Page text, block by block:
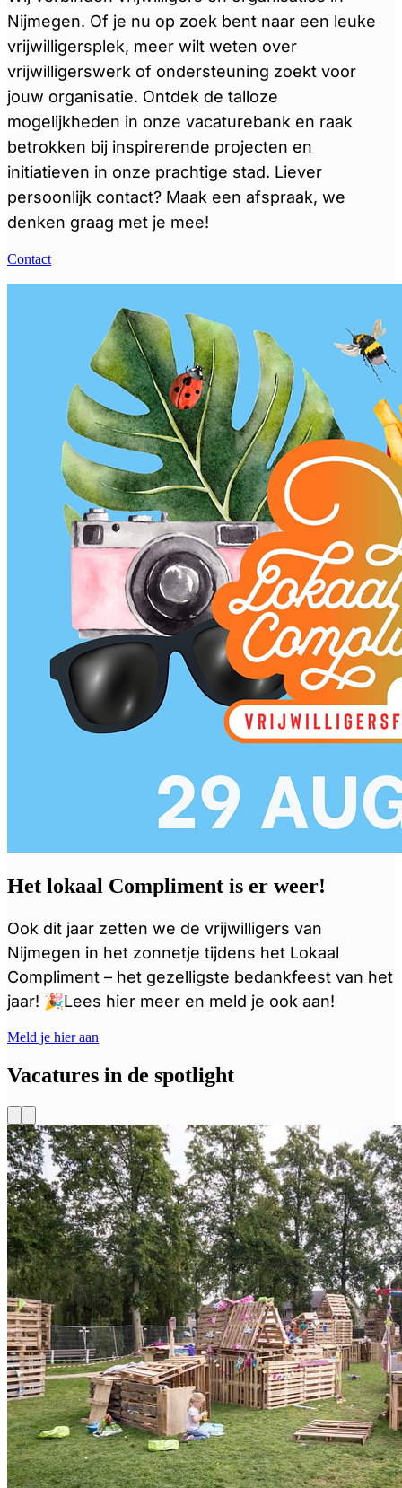
Nijmegen. Of je nu op zoek bent naar een leuke
vrijwilligersplek, meer wilt weten over
vrijwilligerswerk of ondersteuning zoekt voor
jouw organisatie. Ontdek de talloze
mogelijkheden in onze vacaturebank en raak
betrokken bij inspirerende projecten en
initiatieven in onze prachtige stad. Liever
persoonlijk contact? Maak een afspraak, we
denken graag met je mee!
Contact
Het lokaal Compliment is er weer!
Ook dit jaar zetten we de vrijwilligers van
Nijmegen in het zonnetje tijdens het Lokaal
Compliment – het gezelligste bedankfeest van het
jaar! 🎉Lees hier meer en meld je ook aan!
Meld je hier aan
Vacatures in de spotlight